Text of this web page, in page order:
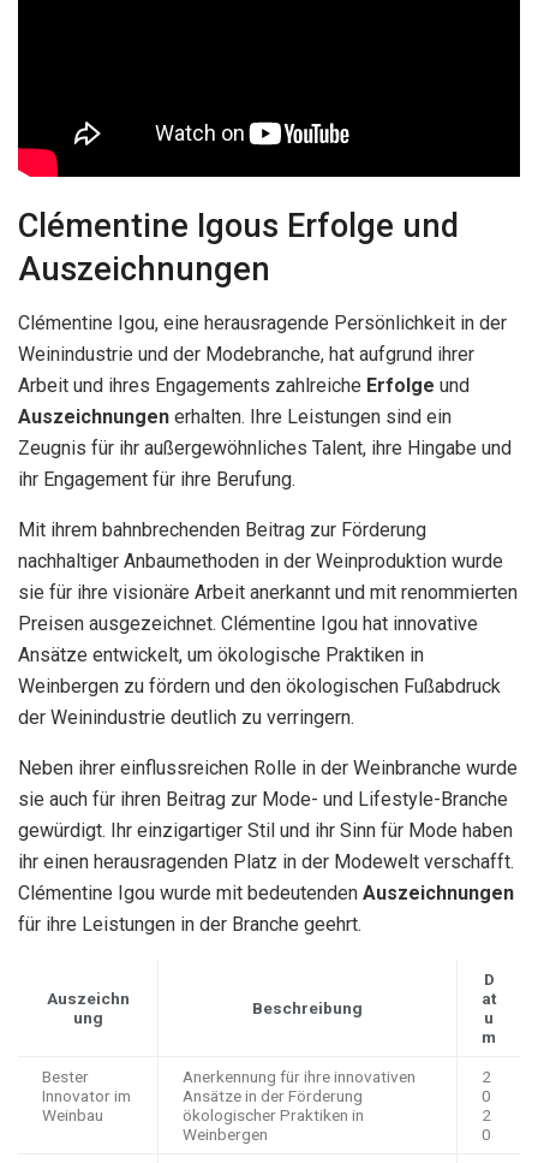
Clémentine Igous Erfolge und
Auszeichnungen
Clémentine Igou, eine herausragende Persönlichkeit in der
Weinindustrie und der Modebranche, hat aufgrund ihrer
Arbeit und ihres Engagements zahlreiche Erfolge und
Auszeichnungen erhalten. Ihre Leistungen sind ein
Zeugnis für ihr außergewöhnliches Talent, ihre Hingabe und
ihr Engagement für ihre Berufung.
Mit ihrem bahnbrechenden Beitrag zur Förderung
nachhaltiger Anbaumethoden in der Weinproduktion wurde
sie für ihre visionäre Arbeit anerkannt und mit renommierten
Preisen ausgezeichnet. Clémentine Igou hat innovative
Ansätze entwickelt, um ökologische Praktiken in
Weinbergen zu fördern und den ökologischen Fußabdruck
der Weinindustrie deutlich zu verringern.
Neben ihrer einflussreichen Rolle in der Weinbranche wurde
sie auch für ihren Beitrag zur Mode- und Lifestyle-Branche
gewürdigt. Ihr einzigartiger Stil und ihr Sinn für Mode haben
ihr einen herausragenden Platz in der Modewelt verschafft.
Clémentine Igou wurde mit bedeutenden Auszeichnungen
für ihre Leistungen in der Branche geehrt.
Auszeichn
ung
Beschreibung
D
at
u
m
Bester
Innovator im
Weinbau
Anerkennung für ihre innovativen
Ansätze in der Förderung
ökologischer Praktiken in
Weinbergen
2
0
2
0